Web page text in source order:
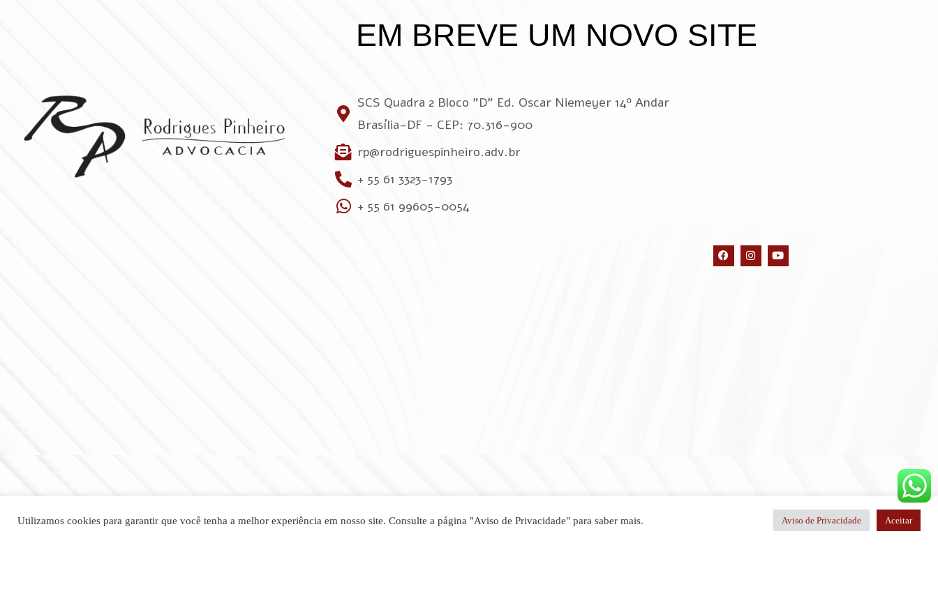
EM BREVE UM NOVO SITE
SCS Quadra 2 Bloco "D" Ed. Oscar Niemeyer 14º Andar
Brasília-DF - CEP: 70.316-900
rp@rodriguespinheiro.adv.br
+ 55 61 3323-1793
+ 55 61 99605-0054
Utilizamos cookies para garantir que você tenha a melhor experiência em nosso site. Consulte a página "Aviso de Privacidade" para saber mais. Aviso de Privacidade Aceitar